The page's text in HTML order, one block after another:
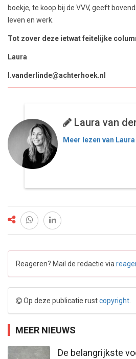
boekje, te koop bij de VVV, geeft
leven en werk.
Tot zover deze ietwat feitelijke
Laura
l.vanderlinde@achterhoek.nl
Laura van
Meer lezen van
Reageren? Mail de redactie via
Op deze publicatie rustcopyright
MEER NIEUWS
De belangrijkste